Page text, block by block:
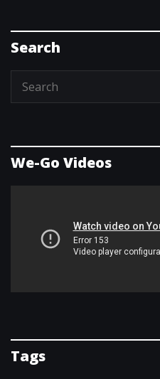
Search
We-Go Videos
Tags